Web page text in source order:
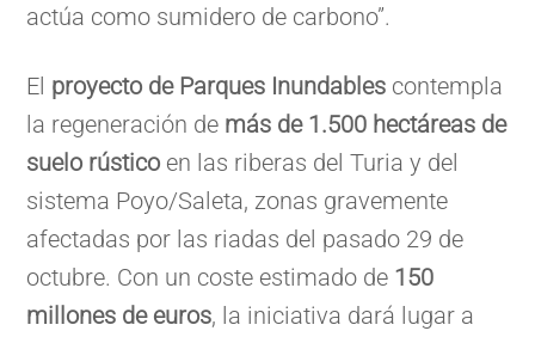
actúa como sumidero de carbono”.
El proyecto de Parques Inundables contempla
la regeneración de más de 1.500 hectáreas de
suelo rústico en las riberas del Turia y del
sistema Poyo/Saleta, zonas gravemente
afectadas por las riadas del pasado 29 de
octubre. Con un coste estimado de 150
millones de euros, la iniciativa dará lugar a